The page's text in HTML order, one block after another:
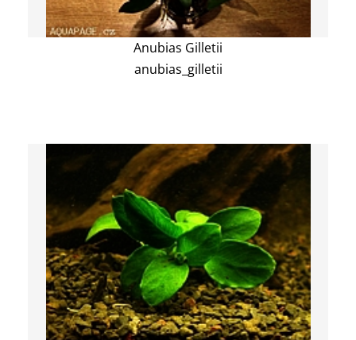
Anubias Gilletii
anubias_gilletii